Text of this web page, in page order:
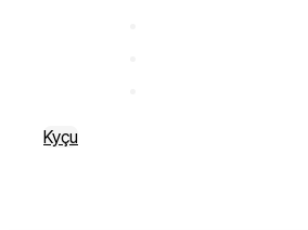
Kyçu